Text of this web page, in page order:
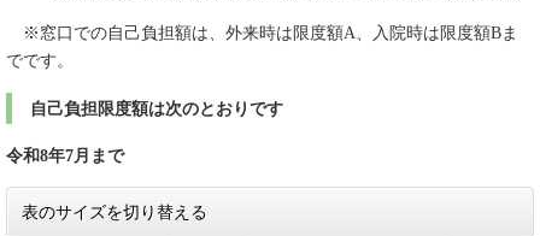
※窓口での自己負担額は、外来時は限度額A、入院時は限度額Bま
でです。
自己負担限度額は次のとおりです
令和8年7月まで
表のサイズを切り替える